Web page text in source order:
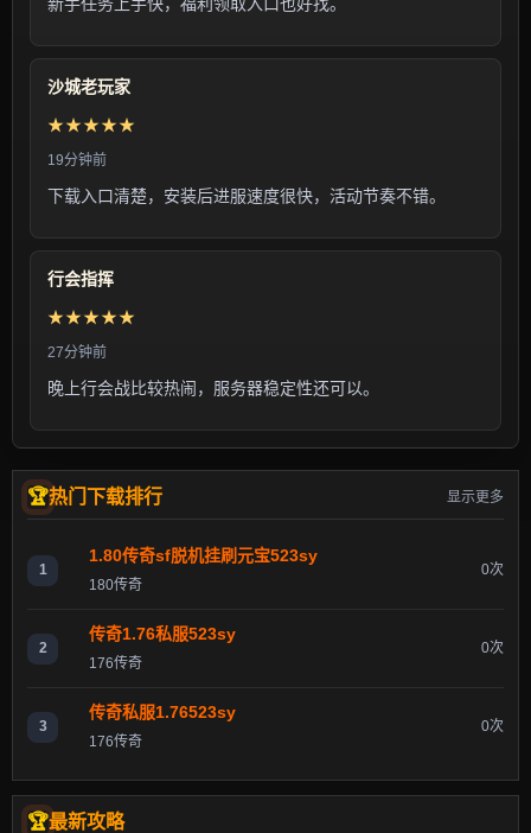
沙城老玩家
★★★★★
19分钟前
下载入口清楚，安装后进服速度很快，活动节奏不错。
行会指挥
★★★★★
27分钟前
晚上行会战比较热闹，服务器稳定性还可以。
热门下载排行 显示更多
1
1.80传奇sf脱机挂刷元宝523sy
180传奇
0次
2
传奇1.76私服523sy
176传奇
0次
3
传奇私服1.76523sy
176传奇
0次
最新攻略